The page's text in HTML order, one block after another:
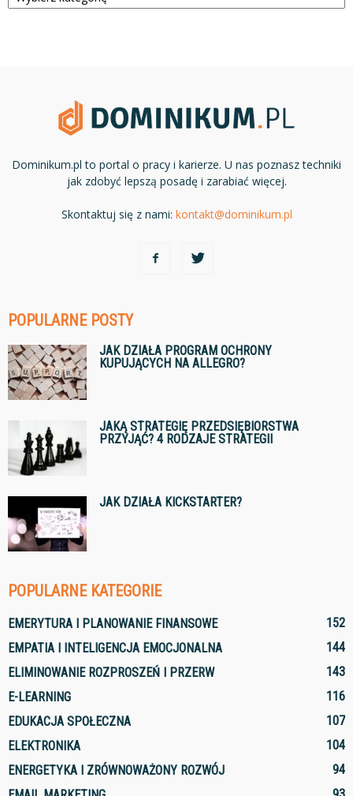
Dominikum.pl to portal o pracy i karierze. U nas poznasz techniki
jak zdobyć lepszą posadę i zarabiać więcej.
Skontaktuj się z nami: kontakt@dominikum.pl
POPULARNE POSTY
JAK DZIAŁA PROGRAM OCHRONY
KUPUJĄCYCH NA ALLEGRO?
JAKĄ STRATEGIĘ PRZEDSIĘBIORSTWA
PRZYJĄĆ? 4 RODZAJE STRATEGII
JAK DZIAŁA KICKSTARTER?
POPULARNE KATEGORIE
EMERYTURA I PLANOWANIE FINANSOWE
152
EMPATIA I INTELIGENCJA EMOCJONALNA
144
ELIMINOWANIE ROZPROSZEŃ I PRZERW
143
E-LEARNING
116
EDUKACJA SPOŁECZNA
107
ELEKTRONIKA
104
ENERGETYKA I ZRÓWNOWAŻONY ROZWÓJ
94